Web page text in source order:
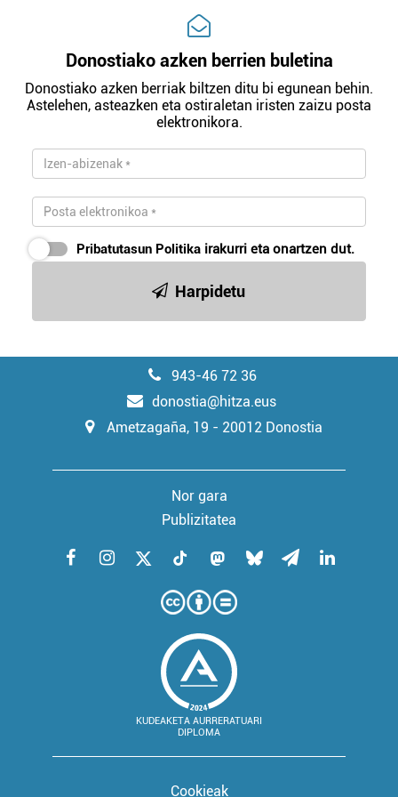
Donostiako azken berrien buletina
Donostiako azken berriak biltzen ditu bi egunean behin.
Astelehen, asteazken eta ostiraletan iristen zaizu posta
elektronikora.
Pribatutasun Politika irakurri eta onartzen dut.
Harpidetu
943-46 72 36
donostia@hitza.eus
Ametzagaña, 19 - 20012 Donostia
Nor gara
Publizitatea
KUDEAKETA AURRERATUARI
DIPLOMA
Cookieak